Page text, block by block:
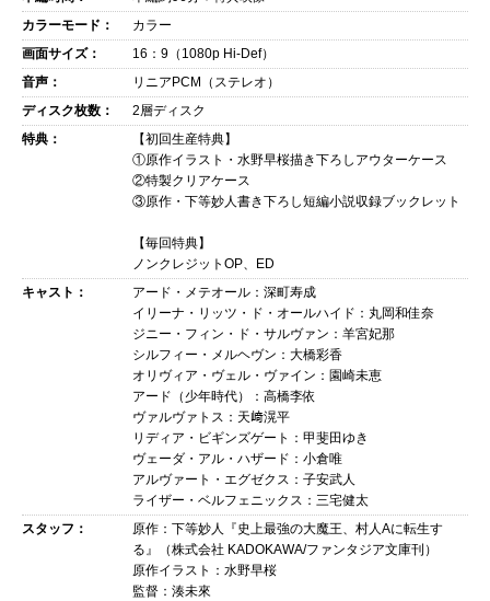
カラーモード：
カラー
画面サイズ：
16：9（1080p Hi‐Def）
音声：
リニアPCM（ステレオ）
ディスク枚数：
2層ディスク
特典：
【初回生産特典】
①原作イラスト・水野早桜描き下ろしアウターケース
②特製クリアケース
③原作・下等妙人書き下ろし短編小説収録ブックレット
【毎回特典】
ノンクレジットOP、ED
キャスト：
アード・メテオール：深町寿成
イリーナ・リッツ・ド・オールハイド：丸岡和佳奈
ジニー・フィン・ド・サルヴァン：羊宮妃那
シルフィー・メルヘヴン：大橋彩香
オリヴィア・ヴェル・ヴァイン：園崎未恵
アード（少年時代）：高橋李依
ヴァルヴァトス：天﨑滉平
リディア・ビギンズゲート：甲斐田ゆき
ヴェーダ・アル・ハザード：小倉唯
アルヴァート・エグゼクス：子安武人
ライザー・ベルフェニックス：三宅健太
スタッフ：
原作：下等妙人『史上最強の大魔王、村人Aに転生す
る』（株式会社 KADOKAWA/ファンタジア文庫刊）
原作イラスト：水野早桜
監督：湊未來